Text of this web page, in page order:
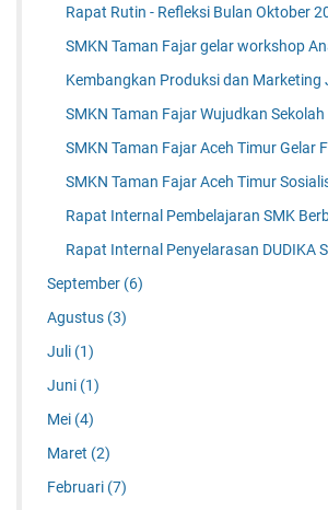
Rapat Rutin - Refleksi Bulan Oktober
SMKN Taman Fajar gelar workshop
Kembangkan Produksi dan Marketing
SMKN Taman Fajar Wujudkan
SMKN Taman Fajar Aceh Timur Gelar
SMKN Taman Fajar Aceh Timur
Rapat Internal Pembelajaran SMK
Rapat Internal Penyelarasan DUDIKA
September (6)
Agustus (3)
Juli (1)
Juni (1)
Mei (4)
Maret (2)
Februari (7)